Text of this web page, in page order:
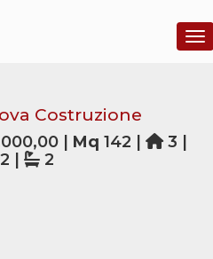
Costruzione
| Mq 142 |
3 |
|
2